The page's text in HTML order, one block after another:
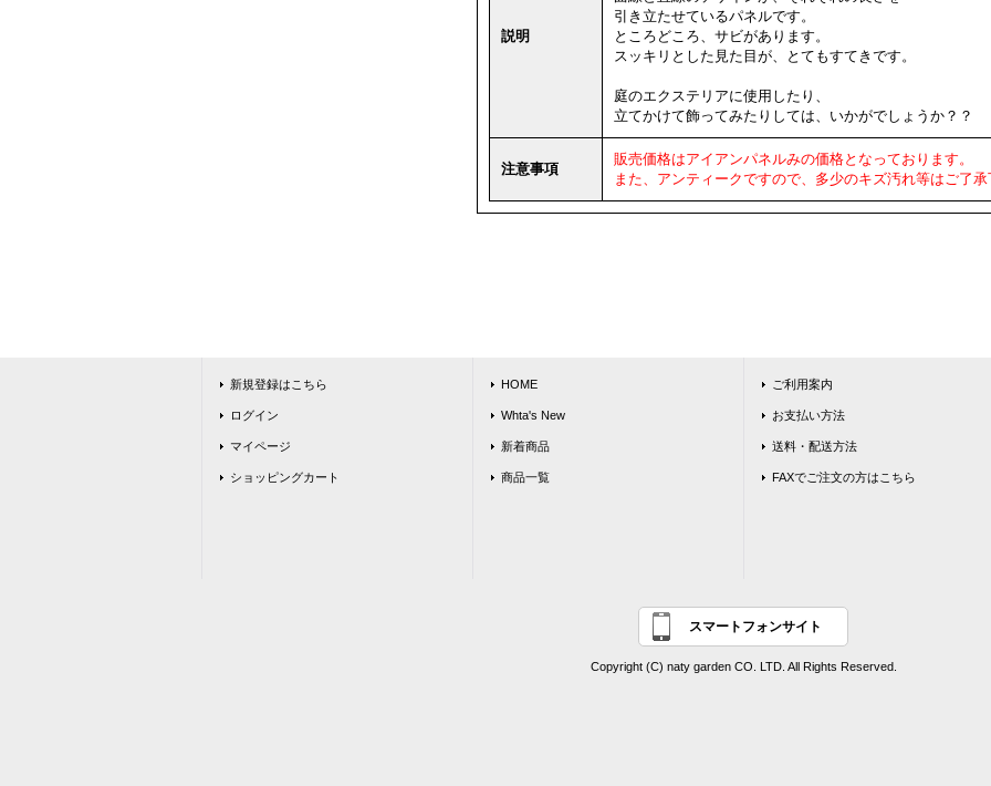
説明
引き立たせているパネルです。
ところどころ、サビがあります。
スッキリとした見た目が、とてもすてきです。
庭のエクステリアに使用したり、
立てかけて飾ってみたりしては、いかがでしょうか？？
注意事項
販売価格はアイアンパネルみの価格となっております。
また、アンティークですので、多少のキズ汚れ等はご了
新規登録はこちら
ログイン
マイページ
ショッピングカート
HOME
Whta's New
新着商品
商品一覧
ご利用案内
お支払い方法
送料・配送方法
FAXでご注文の方はこちら
スマートフォンサイト
Copyright (C) naty garden CO. LTD. All Rights Reserved.